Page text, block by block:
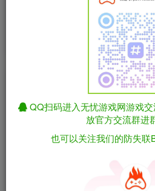
尤卡莱莉：回归/Yooka-
Build.23457076（官中）
免费资源
尤卡莱莉：回归/
QQ扫码进入无忧游戏网游戏
放官方交流群进
也可以关注我们的防失联